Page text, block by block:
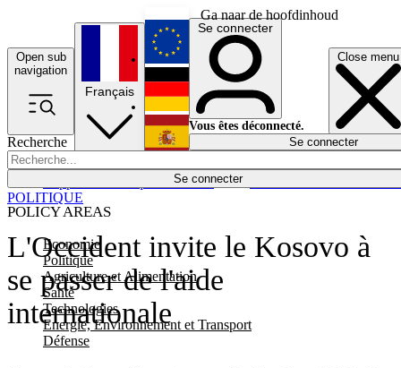
Ga naar de hoofdinhoud
Open sub
navigation
Close menu
Recherche
Se connecter
POLICY AREAS
Economie
Politique
Agriculture et Alimentation
Santé
Technologies
Energie, Environnement et Transport
Défense
Économie
Français
English
Deutsch
Español
Se connecter
Vous êtes déconnecté.
Se connecter
L'Occident invite le Kosovo à
se passer de l'aide
internationale
POLITIQUE